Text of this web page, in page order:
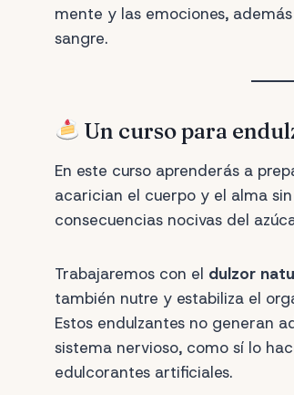
mente y las emociones,
sangre.
Un curso para
En este curso aprenderás a
acarician el cuerpo y el alma
consecuencias nocivas del
Trabajaremos con el dulzor
también nutre y estabiliza el
Estos endulzantes no generan
sistema nervioso, como sí lo
edulcorantes artificiales.